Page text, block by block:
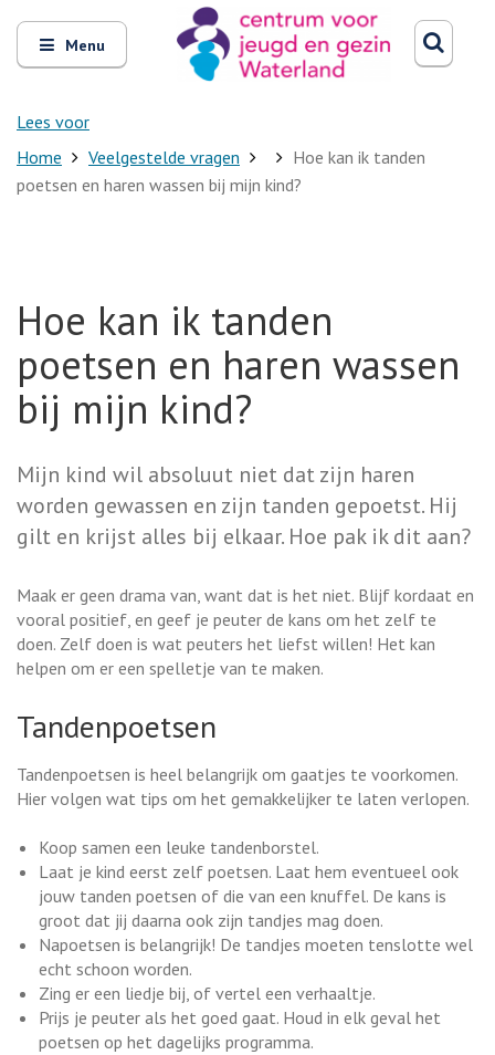
Open
en
sluit
Menu
Lees voor
Zoeken
Home Veelgestelde vragen
Hoe kan ik tanden
poetsen en haren wassen bij mijn kind?
Hoe kan ik tanden
poetsen en haren wassen
bij mijn kind?
Mijn kind wil absoluut niet dat zijn haren
worden gewassen en zijn tanden gepoetst. Hij
gilt en krijst alles bij elkaar. Hoe pak ik dit aan?
Maak er geen drama van, want dat is het niet. Blijf kordaat en
vooral positief, en geef je peuter de kans om het zelf te
doen. Zelf doen is wat peuters het liefst willen! Het kan
helpen om er een spelletje van te maken.
Tandenpoetsen
Tandenpoetsen is heel belangrijk om gaatjes te voorkomen.
Hier volgen wat tips om het gemakkelijker te laten verlopen.
Koop samen een leuke tandenborstel.
Laat je kind eerst zelf poetsen. Laat hem eventueel ook
jouw tanden poetsen of die van een knuffel. De kans is
groot dat jij daarna ook zijn tandjes mag doen.
Napoetsen is belangrijk! De tandjes moeten tenslotte wel
echt schoon worden.
Zing er een liedje bij, of vertel een verhaaltje.
Prijs je peuter als het goed gaat. Houd in elk geval het
poetsen op het dagelijks programma.